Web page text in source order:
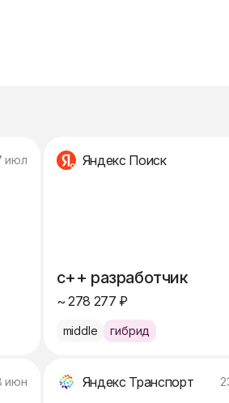
июл Яндекс Поиск
c++ разработчик
~ 278 277 ₽
middle гибрид
июн Яндекс Транспорт